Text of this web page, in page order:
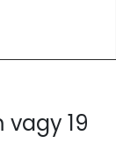
vagy 19